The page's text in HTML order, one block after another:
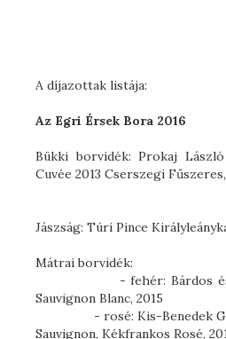
A díjazottak listája:
Az Egri Érsek Bora 2016
Bükki borvidék: Prokaj
Cuvée 2013 Cserszegi
Jászság: Túri Pince
Mátrai borvidék:
- fehér: Bárdos és
Sauvignon Blanc, 2015
- rosé: Kis-Benedek
Sauvignon, Kékfrankos Rosé,